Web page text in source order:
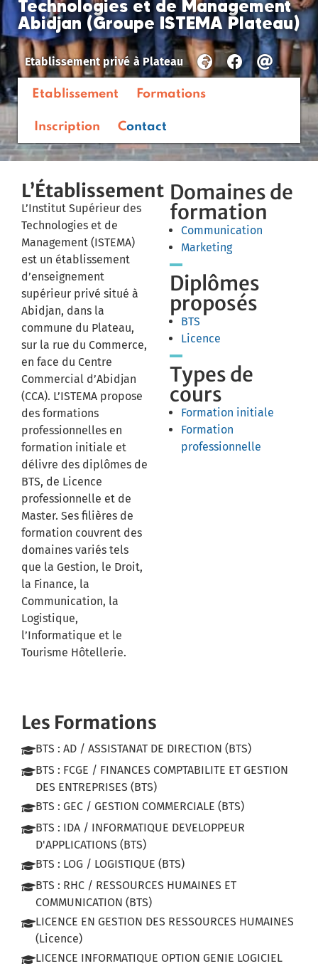
Technologies et de Management
Abidjan (Groupe ISTEMA Plateau)
Etablissement privé à Plateau
Etablissement Formations
Inscription Contact
L’Établissement
L’Institut Supérieur des
Technologies et de
Management (ISTEMA)
est un établissement
d’enseignement
supérieur privé situé à
Abidjan, dans la
commune du Plateau,
sur la rue du Commerce,
en face du Centre
Commercial d’Abidjan
(CCA). L’ISTEMA propose
des formations
professionnelles en
formation initiale et
délivre des diplômes de
BTS, de Licence
professionnelle et de
Master. Ses filières de
formation couvrent des
domaines variés tels
que la Gestion, le Droit,
la Finance, la
Communication, la
Logistique,
l’Informatique et le
Tourisme Hôtellerie.
Domaines de
formation
Communication
Marketing
Diplômes
proposés
BTS
Licence
Types de
cours
Formation initiale
Formation
professionnelle
Les Formations
BTS : AD / ASSISTANAT DE DIRECTION (BTS)
BTS : FCGE / FINANCES COMPTABILITE ET GESTION
DES ENTREPRISES (BTS)
BTS : GEC / GESTION COMMERCIALE (BTS)
BTS : IDA / INFORMATIQUE DEVELOPPEUR
D'APPLICATIONS (BTS)
BTS : LOG / LOGISTIQUE (BTS)
BTS : RHC / RESSOURCES HUMAINES ET
COMMUNICATION (BTS)
LICENCE EN GESTION DES RESSOURCES HUMAINES
(Licence)
LICENCE INFORMATIQUE OPTION GENIE LOGICIEL